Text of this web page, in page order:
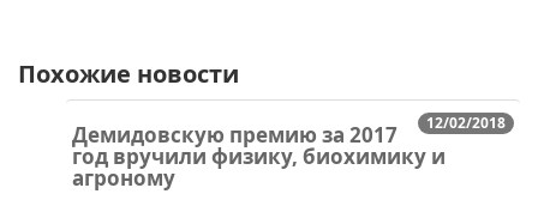
Похожие новости
12/02/2018
Демидовскую премию за 2017
год вручили физику, биохимику и
агроному